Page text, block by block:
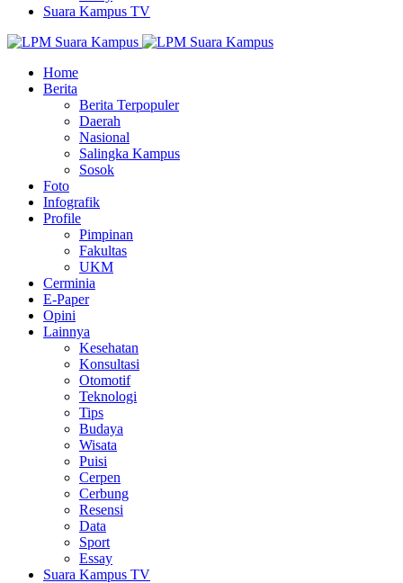
Suara Kampus TV
Home
Berita
Berita Terpopuler
Daerah
Nasional
Salingka Kampus
Sosok
Foto
Infografik
Profile
Pimpinan
Fakultas
UKM
Cerminia
E-Paper
Opini
Lainnya
Kesehatan
Konsultasi
Otomotif
Teknologi
Tips
Budaya
Wisata
Puisi
Cerpen
Cerbung
Resensi
Data
Sport
Essay
Suara Kampus TV